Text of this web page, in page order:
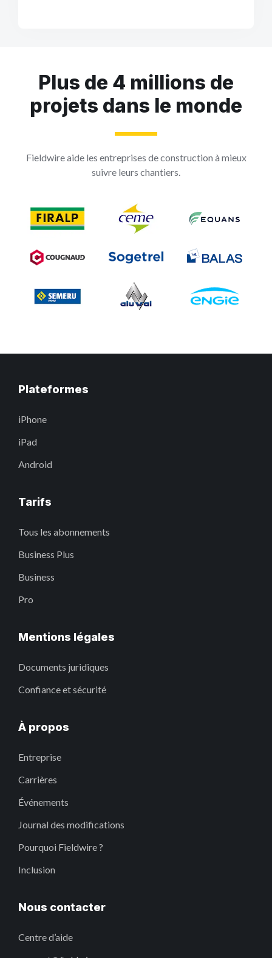
Plus de 4 millions de
projets dans le monde
Fieldwire aide les entreprises de construction à mieux
suivre leurs chantiers.
Plateformes
iPhone
iPad
Android
Tarifs
Tous les abonnements
Business Plus
Business
Pro
Mentions légales
Documents juridiques
Confiance et sécurité
À propos
Entreprise
Carrières
Événements
Journal des modifications
Pourquoi Fieldwire ?
Inclusion
Nous contacter
Centre d’aide